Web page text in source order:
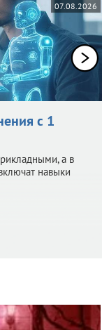
07.08.2026
с 1
а в
навыки